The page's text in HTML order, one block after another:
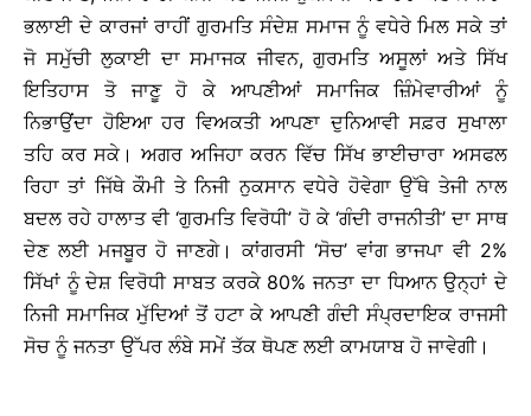
ਭਲਾਈ ਦੇ ਕਾਰਜਾਂ ਰਾਹੀਂ ਗੁਰਮਤਿ ਸੰਦੇਸ਼ ਸਮਾਜ ਨੂੰ ਵਧੇਰੇ ਮਿਲ ਸਕੇ ਤਾਂ
ਜੋ ਸਮੁੱਚੀ ਲੁਕਾਈ ਦਾ ਸਮਾਜਕ ਜੀਵਨ, ਗੁਰਮਤਿ ਅਸੂਲਾਂ ਅਤੇ ਸਿੱਖ
ਇਤਿਹਾਸ ਤੋ ਜਾਣੂ ਹੋ ਕੇ ਆਪਣੀਆਂ ਸਮਾਜਿਕ ਜ਼ਿੰਮੇਵਾਰੀਆਂ ਨੂੰ
ਨਿਭਾਉਂਦਾ ਹੋਇਆ ਹਰ ਵਿਅਕਤੀ ਆਪਣਾ ਦੁਨਿਆਵੀ ਸਫ਼ਰ ਸੁਖਾਲਾ
ਤਹਿ ਕਰ ਸਕੇ। ਅਗਰ ਅਜਿਹਾ ਕਰਨ ਵਿੱਚ ਸਿੱਖ ਭਾਈਚਾਰਾ ਅਸਫਲ
ਰਿਹਾ ਤਾਂ ਜਿੱਥੇ ਕੌਮੀ ਤੇ ਨਿਜੀ ਨੁਕਸਾਨ ਵਧੇਰੇ ਹੋਵੇਗਾ ਉੱਥੇ ਤੇਜੀ ਨਾਲ
ਬਦਲ ਰਹੇ ਹਾਲਾਤ ਵੀ ‘ਗੁਰਮਤਿ ਵਿਰੋਧੀ’ ਹੋ ਕੇ ‘ਗੰਦੀ ਰਾਜਨੀਤੀ’ ਦਾ ਸਾਥ
ਦੇਣ ਲਈ ਮਜਬੂਰ ਹੋ ਜਾਣਗੇ। ਕਾਂਗਰਸੀ ‘ਸੋਚ’ ਵਾਂਗ ਭਾਜਪਾ ਵੀ 2%
ਸਿੱਖਾਂ ਨੂੰ ਦੇਸ਼ ਵਿਰੋਧੀ ਸਾਬਤ ਕਰਕੇ 80% ਜਨਤਾ ਦਾ ਧਿਆਨ ਉਨ੍ਹਾਂ ਦੇ
ਨਿਜੀ ਸਮਾਜਿਕ ਮੁੱਦਿਆਂ ਤੋਂ ਹਟਾ ਕੇ ਆਪਣੀ ਗੰਦੀ ਸੰਪ੍ਰਦਾਇਕ ਰਾਜਸੀ
ਸੋਚ ਨੂੰ ਜਨਤਾ ਉੱਪਰ ਲੰਬੇ ਸਮੇਂ ਤੱਕ ਥੋਪਣ ਲਈ ਕਾਮਯਾਬ ਹੋ ਜਾਵੇਗੀ।